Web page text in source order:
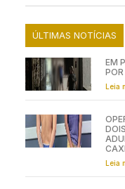
ÚLTIMAS NOTÍCIAS
EM
Leia
Leia